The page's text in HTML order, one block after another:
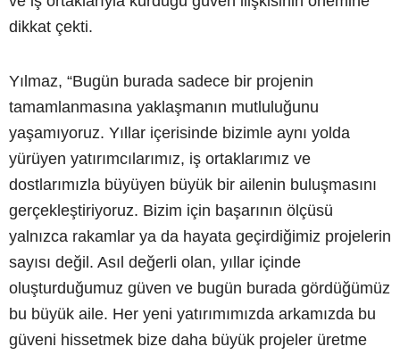
dikkat çekti.
Yılmaz, “Bugün burada sadece bir projenin
tamamlanmasına yaklaşmanın mutluluğunu
yaşamıyoruz. Yıllar içerisinde bizimle aynı yolda
yürüyen yatırımcılarımız, iş ortaklarımız ve
dostlarımızla büyüyen büyük bir ailenin buluşmasını
gerçekleştiriyoruz. Bizim için başarının ölçüsü
yalnızca rakamlar ya da hayata geçirdiğimiz projelerin
sayısı değil. Asıl değerli olan, yıllar içinde
oluşturduğumuz güven ve bugün burada gördüğümüz
bu büyük aile. Her yeni yatırımımızda arkamızda bu
güveni hissetmek bize daha büyük projeler üretme